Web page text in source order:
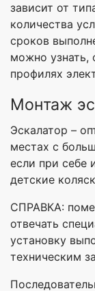
зависит от
количества
сроков
можно узнать,
профилях
Монтаж
Эскалатор –
местах с
если при себе
детские
СПРАВКА:
отвечать
установку
техническим